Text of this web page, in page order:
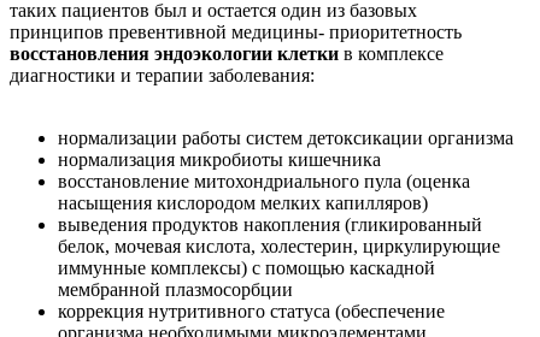
таких пациентов был и остается один из базовых
принципов превентивной медицины- приоритетность
восстановления эндоэкологии клетки в комплексе
диагностики и терапии заболевания:
нормализации работы систем детоксикации организма
нормализация микробиоты кишечника
восстановление митохондриального пула (оценка
насыщения кислородом мелких капилляров)
выведения продуктов накопления (гликированный
белок, мочевая кислота, холестерин, циркулирующие
иммунные комплексы) с помощью каскадной
мембранной плазмосорбции
коррекция нутритивного статуса (обеспечение
организма необходимыми микроэлементами,